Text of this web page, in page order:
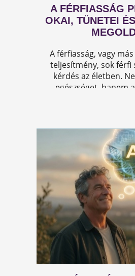
A FÉRFIASSÁG
OKAI, TÜNETEI
A férfiasság, vagy
teljesítmény, sok férfi
kérdés az életben.
egészséget, hanem